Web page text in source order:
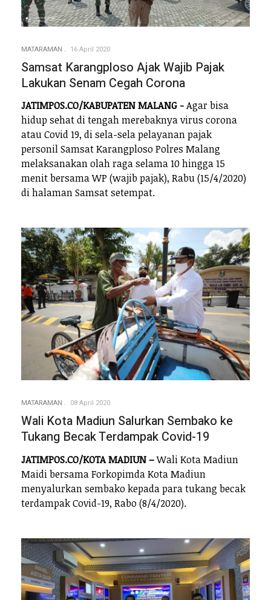
MATARAMAN 16 April 2020
Samsat Karangploso Ajak Wajib Pajak
Lakukan Senam Cegah Corona
JATIMPOS.CO/KABUPATEN MALANG -Agar bisa
hidup sehat di tengah merebaknya virus corona
atau Covid 19, di sela-sela pelayanan pajak
personil Samsat Karangploso Polres Malang
melaksanakan olah raga selama 10 hingga 15
menit bersama WP (wajib pajak), Rabu (15/4/2020)
di halaman Samsat setempat.
MATARAMAN 08 April 2020
Wali Kota Madiun Salurkan Sembako ke
Tukang Becak Terdampak Covid-19
JATIMPOS.CO/KOTA MADIUN –Wali Kota Madiun
Maidi bersama Forkopimda Kota Madiun
menyalurkan sembako kepada para tukang becak
terdampak Covid-19, Rabo (8/4/2020).